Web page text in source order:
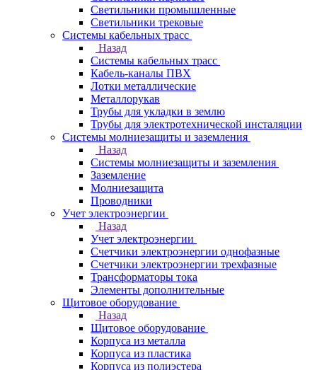
Светильники промышленные
Светильники трековые
Системы кабельных трасс
Назад
Системы кабельных трасс
Кабель-каналы ПВХ
Лотки металлические
Металлорукав
Трубы для укладки в землю
Трубы для электротехнической инсталяции
Системы молниезащиты и заземления
Назад
Системы молниезащиты и заземления
Заземление
Молниезащита
Проводники
Учет электроэнергии
Назад
Учет электроэнергии
Счетчики электроэнергии однофазные
Счетчики электроэнергии трехфазные
Трансформаторы тока
Элементы дополнительные
Щитовое оборудование
Назад
Щитовое оборудование
Корпуса из металла
Корпуса из пластика
Корпуса из полиэстера